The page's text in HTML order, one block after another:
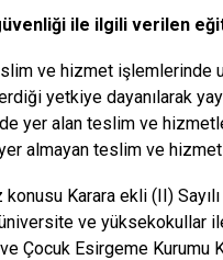
ile ilgili verilen
ve hizmet işlemlerinde
yetkiye dayanılarak
yer alan teslim ve
almayan teslim ve
Karara ekli (II) Sayılı
üniversite ve yüksekokullar
Çocuk Esirgeme Kurumu